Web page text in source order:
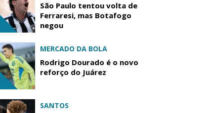
São Paulo tentou volta de
Ferraresi, mas Botafogo
negou
MERCADO DA BOLA
Rodrigo Dourado é o novo
reforço do Juárez
SANTOS